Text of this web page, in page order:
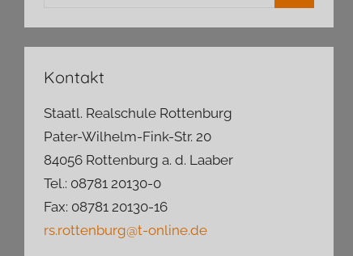
Kontakt
Staatl. Realschule Rottenburg
Pater-Wilhelm-Fink-Str. 20
84056 Rottenburg a. d. Laaber
Tel.: 08781 20130-0
Fax: 08781 20130-16
rs.rottenburg@t-online.de